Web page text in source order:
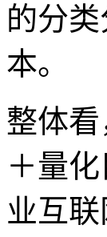
的分
本。
整体
＋量
业互